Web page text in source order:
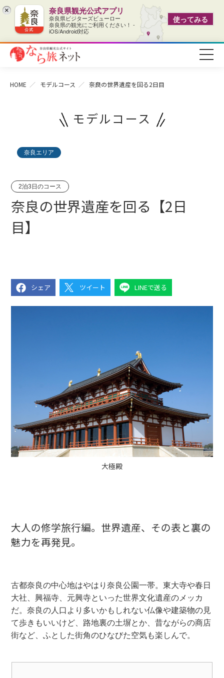
× 奈良県観光公式アプリ
奈良県ビジターズビューロー
奈良県の観光にご利用ください！ -
iOS/Android対応
使ってみる
HOME モデルコース 奈良の世界遺産を回る2日目
モデルコース
奈良エリア
2泊3日のコース
奈良の世界遺産を回る【2日
目】
シェア ツイート LINEで送る
大極殿
大人の修学旅行編。世界遺産、その表と裏の
魅力を再発見。
古都奈良の中心地はやはり奈良公園一帯。東大寺や春日
大社、興福寺、元興寺といった世界文化遺産のメッカ
だ。奈良の人口より多いかもしれない仏像や建築物の見
て歩きもいいけど、路地裏の土塀とか、昔ながらの商店
街など、ふとした街角のひなびた空気も楽しんで。